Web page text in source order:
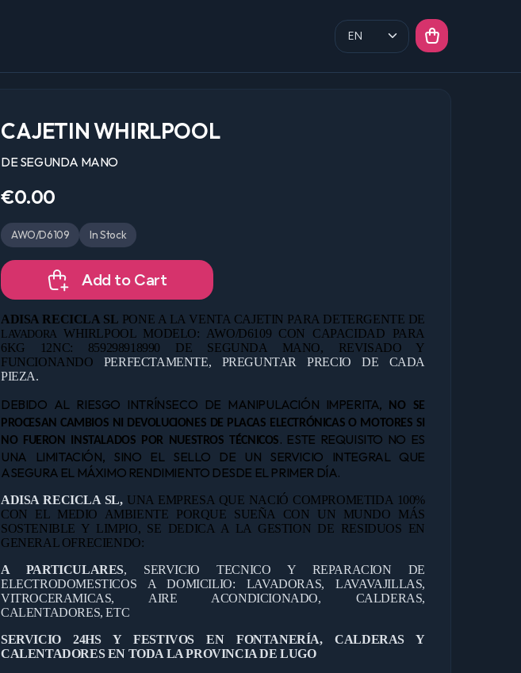
CAJETIN WHIRLPOOL
DE SEGUNDA MANO
€0.00
AWO/D6109 In Stock
Add to Cart
ADISA RECICLA SL PONE A LA VENTA CAJETIN PARA DETERGENTE DE
LAVADORA WHIRLPOOL MODELO: AWO/D6109 CON CAPACIDAD PARA
6KG 12NC: 859298918990 DE SEGUNDA MANO, REVISADO Y
FUNCIONANDO PERFECTAMENTE, PREGUNTAR PRECIO DE CADA
PIEZA.
DEBIDO AL RIESGO INTRÍNSECO DE MANIPULACIÓN IMPERITA,
NO SE
PROCESAN CAMBIOS NI DEVOLUCIONES DE PLACAS ELECTRÓNICAS O MOTORES SI
NO FUERON INSTALADOS POR NUESTROS TÉCNICOS. ESTE REQUISITO NO ES
UNA LIMITACIÓN, SINO EL SELLO DE UN SERVICIO INTEGRAL QUE
ASEGURA EL MÁXIMO RENDIMIENTO DESDE EL PRIMER DÍA.
ADISA RECICLA SL, UNA EMPRESA QUE NACIÓ COMPROMETIDA 100%
CON EL MEDIO AMBIENTE PORQUE SUEÑA CON UN MUNDO MÁS
SOSTENIBLE Y LIMPIO, SE DEDICA A LA GESTION DE RESIDUOS EN
GENERAL OFRECIENDO:
A PARTICULARES, SERVICIO TECNICO Y REPARACION DE
ELECTRODOMESTICOS A DOMICILIO: LAVADORAS, LAVAVAJILLAS,
VITROCERAMICAS, AIRE ACONDICIONADO, CALDERAS,
CALENTADORES, ETC
SERVICIO 24HS Y FESTIVOS EN FONTANERÍA, CALDERAS Y
CALENTADORES EN TODA LA PROVINCIA DE LUGO